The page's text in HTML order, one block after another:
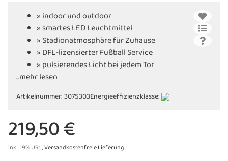
» indoor und outdoor
» smartes LED Leuchtmittel
» Stadionatmosphäre für Zuhause
» DFL-lizensierter Fußball Service
» pulsierendes Licht bei jedem Tor
» in den Clubfarben der 1. und 2.
» Wake-up und Away-from-home
...mehr lesen
Artikelnummer:3075303Energieeffizienzklasse:
219,50 €
inkl. 19% USt. ,Versandkostenfreie Lieferung